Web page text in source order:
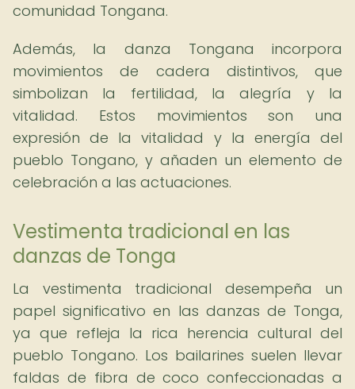
comunidad Tongana.
Además, la danza Tongana incorpora
movimientos de cadera distintivos, que
simbolizan la fertilidad, la alegría y la
vitalidad. Estos movimientos son una
expresión de la vitalidad y la energía del
pueblo Tongano, y añaden un elemento de
celebración a las actuaciones.
Vestimenta tradicional en las
danzas de Tonga
La vestimenta tradicional desempeña un
papel significativo en las danzas de Tonga,
ya que refleja la rica herencia cultural del
pueblo Tongano. Los bailarines suelen llevar
faldas de fibra de coco confeccionadas a